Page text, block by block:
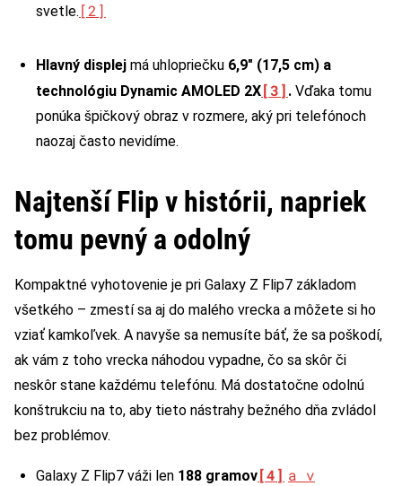
svetle. [2]
Hlavný displej má uhlopriečku 6,9″ (17,5 cm) a
technológiu Dynamic AMOLED 2X[3] . Vďaka tomu
ponúka špičkový obraz v rozmere, aký pri telefónoch
naozaj často nevidíme.
Najtenší Flip v histórii, napriek
tomu pevný a odolný
Kompaktné vyhotovenie je pri Galaxy Z Flip7 základom
všetkého – zmestí sa aj do malého vrecka a môžete si ho
vziať kamkoľvek. A navyše sa nemusíte báť, že sa poškodí,
ak vám z toho vrecka náhodou vypadne, čo sa skôr či
neskôr stane každému telefónu. Má dostatočne odolnú
konštrukciu na to, aby tieto nástrahy bežného dňa zvládol
bez problémov.
Galaxy Z Flip7 váži len 188 gramov[4] a v